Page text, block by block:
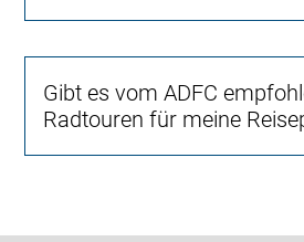
Gibt es vom ADFC
Radtouren für meine